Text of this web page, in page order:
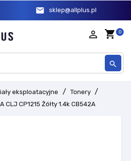
mail sklep@allplus.pl
shopping_cart 0
person_outline
search
eksploatacyjne
Tonery
CLJ CP1215 Żółty 1.4k CB542A